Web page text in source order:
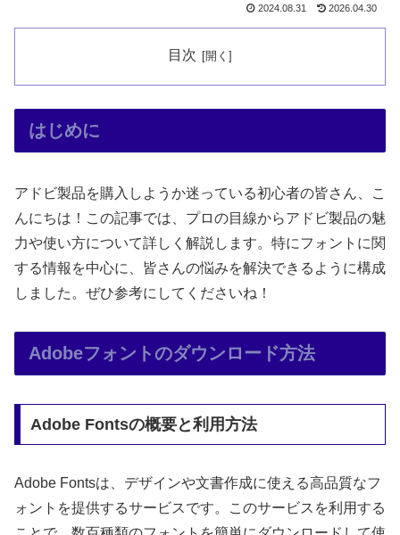
2024.08.31 2026.04.30
目次
はじめに
アドビ製品を購入しようか迷っている初心者の皆さん、こ
んにちは！この記事では、プロの目線からアドビ製品の魅
力や使い方について詳しく解説します。特にフォントに関
する情報を中心に、皆さんの悩みを解決できるように構成
しました。ぜひ参考にしてくださいね！
Adobeフォントのダウンロード方法
Adobe Fontsの概要と利用方法
Adobe Fontsは、デザインや文書作成に使える高品質なフ
ォントを提供するサービスです。このサービスを利用する